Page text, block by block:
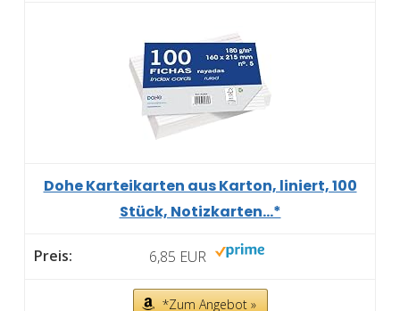
Dohe Karteikarten aus Karton, liniert, 100
Stück, Notizkarten...*
6,85 EUR
*Zum Angebot »